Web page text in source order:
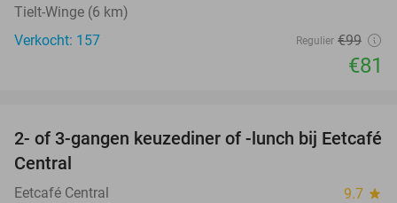
Tielt-Winge (6 km)
Verkocht: 157
Regulier €99
€81
28%
2- of 3-gangen keuzediner of -lunch bij Eetcafé
Central
Eetcafé Central 9.7 star